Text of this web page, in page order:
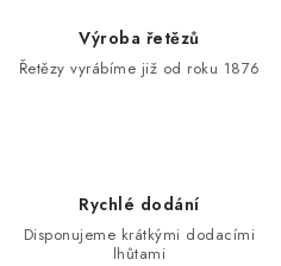
Výroba řetězů
Řetězy vyrábíme již od roku 1876
Rychlé dodání
Disponujeme krátkými dodacími
lhůtami